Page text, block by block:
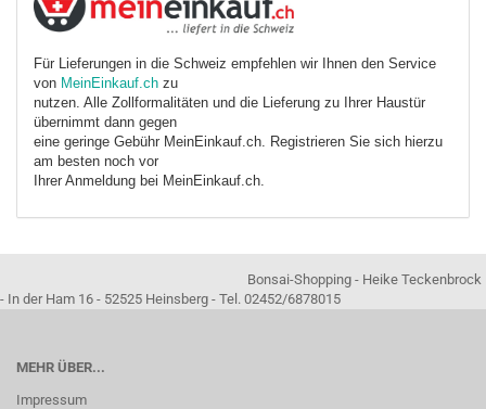
Für Lieferungen in die Schweiz empfehlen wir Ihnen den Service
von MeinEinkauf.ch zu
nutzen. Alle Zollformalitäten und die Lieferung zu Ihrer Haustür
übernimmt dann gegen
eine geringe Gebühr MeinEinkauf.ch. Registrieren Sie sich hierzu
am besten noch vor
Ihrer Anmeldung bei MeinEinkauf.ch.
Bonsai-Shopping - Heike Teckenbrock
- In der Ham 16 - 52525 Heinsberg - Tel. 02452/6878015
MEHR ÜBER...
Impressum